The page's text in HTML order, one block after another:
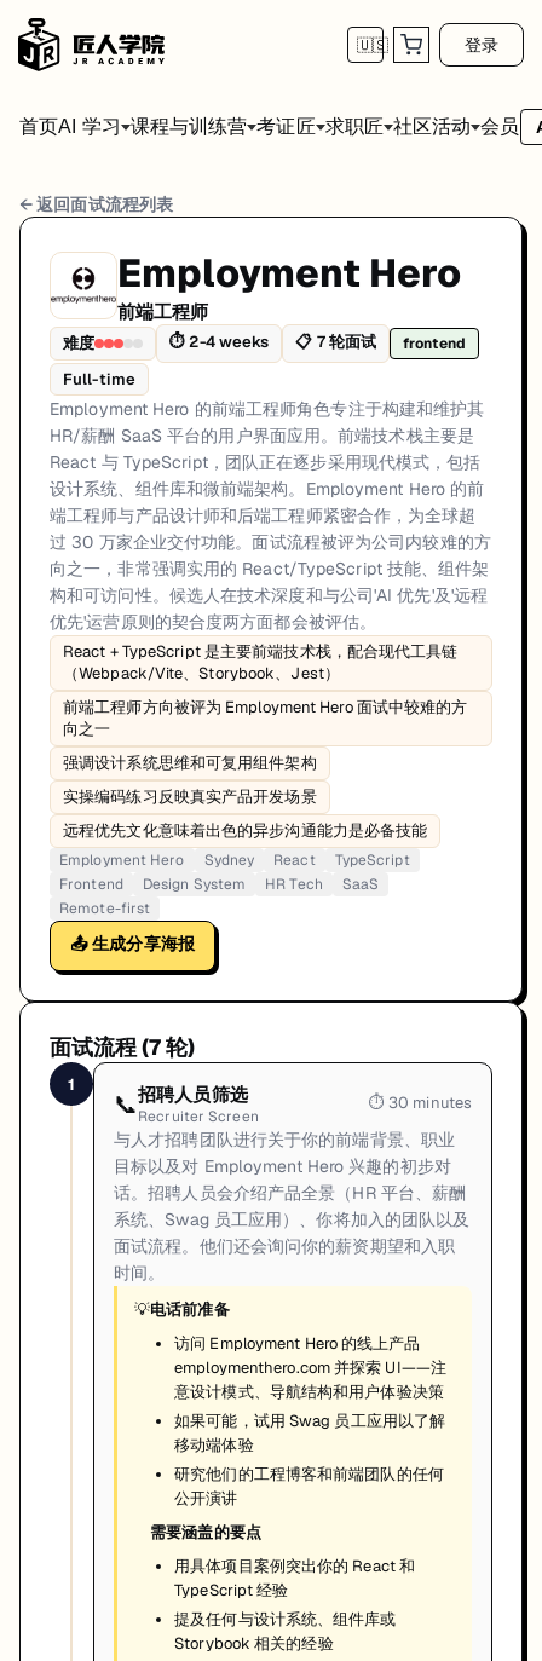
🇺🇸 登录
首页AI 学习 课程与训练营 考证匠 求职匠 社区活动 会员
Employment Hero 前端工程师 面试流程
岗位方向: frontend
Employment Hero 的前端工程师角色专注于构建和维护其 HR/薪酬
Employment Hero的前端工程师面试共7轮，以下是每轮面试的详细流
第1轮 (30 minutes): 与人才招聘团队进行关于你的前端背景、
面试亮点: React + TypeScript is the primary frontend stack with
标签: Employment Hero, Sydney, React, TypeScript, Frontend,
← 返回面试流程列表
Employment Hero
前端工程师
难度 ⏱2-4 weeks 📋 7轮面试 frontend
Full-time
Employment Hero 的前端工程师角色专注于构建和维护其
HR/薪酬 SaaS 平台的用户界面应用。前端技术栈主要是
React 与 TypeScript，团队正在逐步采用现代模式，包括
设计系统、组件库和微前端架构。Employment Hero 的前
端工程师与产品设计师和后端工程师紧密合作，为全球超
过 30 万家企业交付功能。面试流程被评为公司内较难的方
向之一，非常强调实用的 React/TypeScript 技能、组件架
构和可访问性。候选人在技术深度和与公司'AI 优先'及'远程
优先'运营原则的契合度两方面都会被评估。
React + TypeScript 是主要前端技术栈，配合现代工具链
（Webpack/Vite、Storybook、Jest）
前端工程师方向被评为 Employment Hero 面试中较难的方
向之一
强调设计系统思维和可复用组件架构
实操编码练习反映真实产品开发场景
远程优先文化意味着出色的异步沟通能力是必备技能
Employment Hero Sydney React
TypeScript
Frontend
Design System HR Tech
SaaS
Remote-first
📤 生成分享海报
面试流程 (7轮)
1
📞招聘人员筛选
Recruiter Screen
⏱ 30 minutes
与人才招聘团队进行关于你的前端背景、职业
目标以及对 Employment Hero 兴趣的初步对
话。招聘人员会介绍产品全景（HR 平台、薪酬
系统、Swag 员工应用）、你将加入的团队以及
面试流程。他们还会询问你的薪资期望和入职
时间。
💡电话前准备
访问 Employment Hero 的线上产品
employmenthero.com 并探索 UI——注
意设计模式、导航结构和用户体验决策
如果可能，试用 Swag 员工应用以了解
移动端体验
研究他们的工程博客和前端团队的任何
公开演讲
需要涵盖的要点
用具体项目案例突出你的 React 和
TypeScript 经验
提及任何与设计系统、组件库或
Storybook 相关的经验